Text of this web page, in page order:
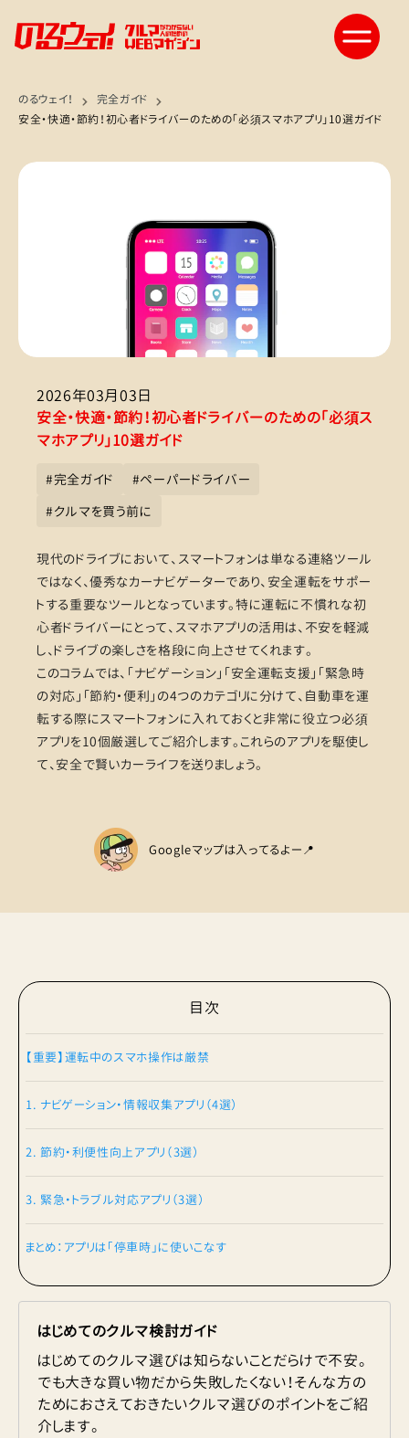
のるウェイ！
完全ガイド
安全・快適・節約！初心者ドライバーのための「必須スマホアプリ」10選ガイド
2026年03月03日
安全・快適・節約！初心者ドライバーのための「必須ス
マホアプリ」10選ガイド
#完全ガイド #ペーパードライバー
#クルマを買う前に
現代のドライブにおいて、スマートフォンは単なる連絡ツール
ではなく、優秀なカーナビゲーターであり、安全運転をサポー
トする重要なツールとなっています。特に運転に不慣れな初
心者ドライバーにとって、スマホアプリの活用は、不安を軽減
し、ドライブの楽しさを格段に向上させてくれます。
このコラムでは、「ナビゲーション」「安全運転支援」「緊急時
の対応」「節約・便利」の4つのカテゴリに分けて、自動車を運
転する際にスマートフォンに入れておくと非常に役立つ必須
アプリを10個厳選してご紹介します。これらのアプリを駆使し
て、安全で賢いカーライフを送りましょう。
Googleマップは入ってるよー📍
目次
【重要】運転中のスマホ操作は厳禁
1. ナビゲーション・情報収集アプリ（4選）
2. 節約・利便性向上アプリ（3選）
3. 緊急・トラブル対応アプリ（3選）
まとめ：アプリは「停車時」に使いこなす
はじめてのクルマ検討ガイド
はじめてのクルマ選びは知らないことだらけで不安。
でも大きな買い物だから失敗したくない！そんな方の
ためにおさえておきたいクルマ選びのポイントをご紹
介します。